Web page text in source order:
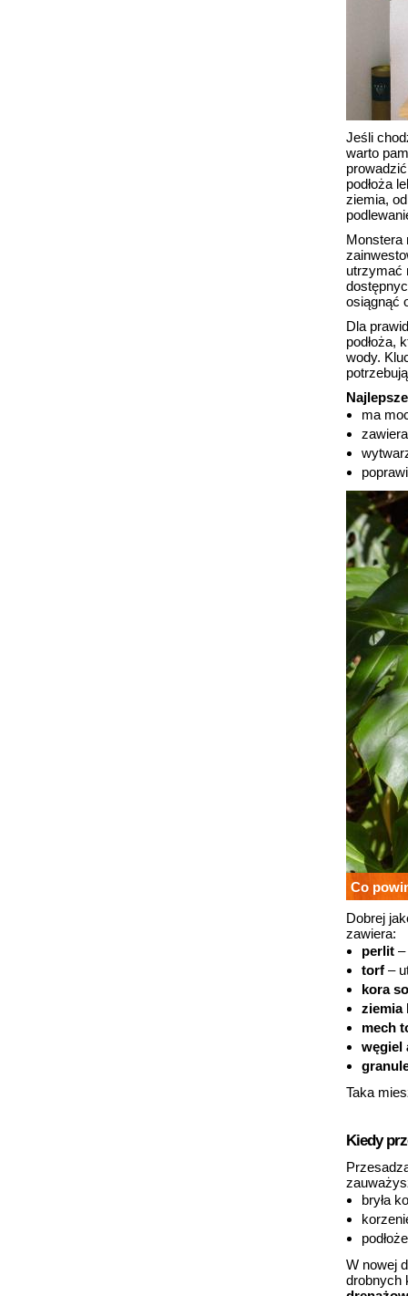
Jeśli
warto
podłoża
ziemia,
Monstera
utrzymać
osiągnąć
Dla
podłoża,
wody.
ma
Co
Dobrej
zawiera:
perlit –
torf –
kora
ziemia
mech
węgiel
Taka
Kiedy
bryła
W nowej
drobnych